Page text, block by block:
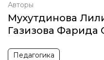
Авторы
Мухутдинова
Газизова Фарида
Педагогика